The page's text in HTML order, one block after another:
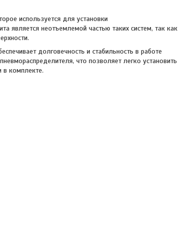
используется для установки
является неотъемлемой частью таких систем, так как
долговечность и стабильность в работе
что позволяет легко установить
комплекте.